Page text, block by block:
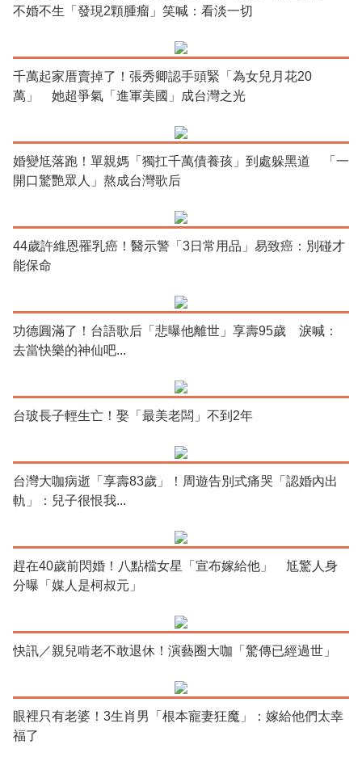
不婚不生「發現2顆腫瘤」笑喊：看淡一切
千萬起家厝賣掉了！張秀卿認手頭緊「為女兒月花20
萬」 她超爭氣「進軍美國」成台灣之光
婚變尪落跑！單親媽「獨扛千萬債養孩」到處躲黑道 「一
開口驚艷眾人」熬成台灣歌后
44歲許維恩罹乳癌！醫示警「3日常用品」易致癌：別碰才
能保命
功德圓滿了！台語歌后「悲曝他離世」享壽95歲 淚喊：
去當快樂的神仙吧...
台玻長子輕生亡！娶「最美老闆」不到2年
台灣大咖病逝「享壽83歲」！周遊告別式痛哭「認婚內出
軌」：兒子很恨我...
趕在40歲前閃婚！八點檔女星「宣布嫁給他」 尪驚人身
分曝「媒人是柯叔元」
快訊／親兒啃老不敢退休！演藝圈大咖「驚傳已經過世」
眼裡只有老婆！3生肖男「根本寵妻狂魔」：嫁給他們太幸
福了